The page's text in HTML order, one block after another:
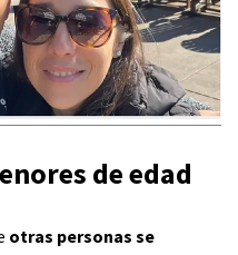
de edad
otras personas se